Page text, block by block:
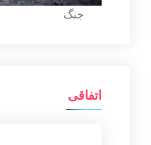
جنگ
اتفاقی